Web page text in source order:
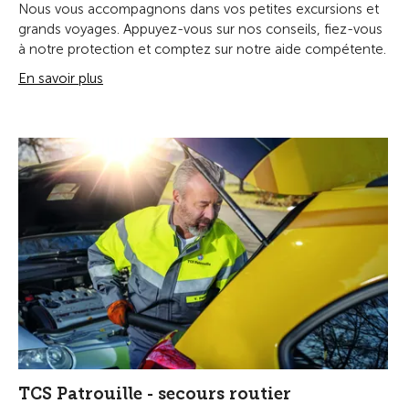
Nous vous accompagnons dans vos petites excursions et
grands voyages. Appuyez-vous sur nos conseils, fiez-vous
à notre protection et comptez sur notre aide compétente.
En savoir plus
TCS Patrouille - secours routier